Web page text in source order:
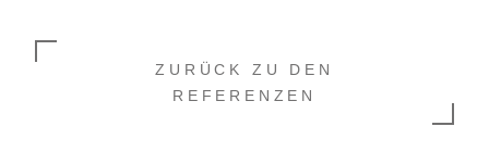
ZURÜCK ZU DEN
REFERENZEN